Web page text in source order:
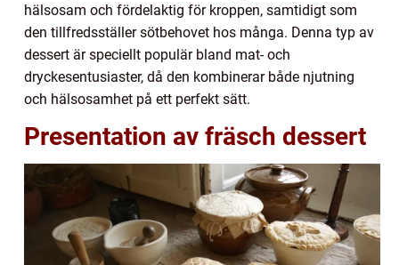
hälsosam och fördelaktig för kroppen, samtidigt som
den tillfredsställer sötbehovet hos många. Denna typ av
dessert är speciellt populär bland mat- och
dryckesentusiaster, då den kombinerar både njutning
och hälsosamhet på ett perfekt sätt.
Presentation av fräsch dessert